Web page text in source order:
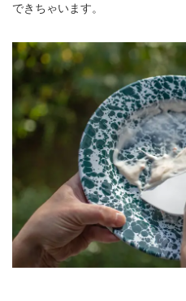
できちゃいます。